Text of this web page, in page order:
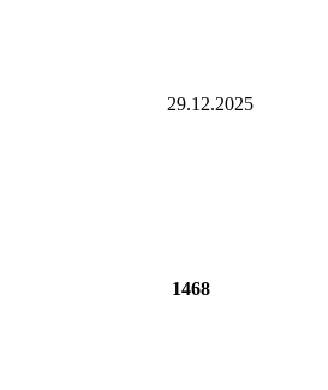
29.12.2025
1468